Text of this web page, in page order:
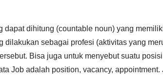
dapat dihitung (countable noun) yang
dilakukan sebagai profesi (aktivitas yang
Bisa juga untuk menyebut suatu
Job adalah position, vacancy,